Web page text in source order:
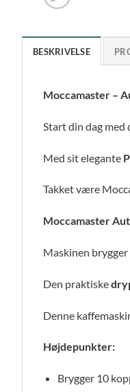
BESKRIVELSE
Moccamaster –
Start din dag
Med sit elegante
Takket være
Moccamaster
Maskinen brygger
Den praktiske
Denne
Højdepunkter:
Brygger 10